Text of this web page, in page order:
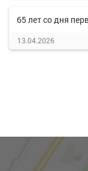
65 лет со дня
13.04.2026